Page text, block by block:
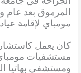
مومباي لإقامة
كان يعمل
مستشفيات